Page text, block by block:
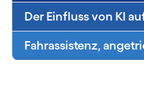
Der Einfluss von KI
Fahrassistenz,